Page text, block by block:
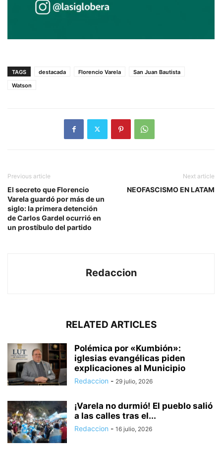
TAGS destacada Florencio Varela
San Juan Bautista
Watson
Previous article
El secreto que Florencio
Varela guardó por más de un
siglo: la primera detención
de Carlos Gardel ocurrió en
un prostíbulo del partido
Next article
NEOFASCISMO EN LATAM
Redaccion
RELATED ARTICLES
Polémica por «Kumbión»:
iglesias evangélicas piden
explicaciones al Municipio
Redaccion - 29 julio, 2026
¡Varela no durmió! El pueblo salió
a las calles tras el...
Redaccion - 16 julio, 2026